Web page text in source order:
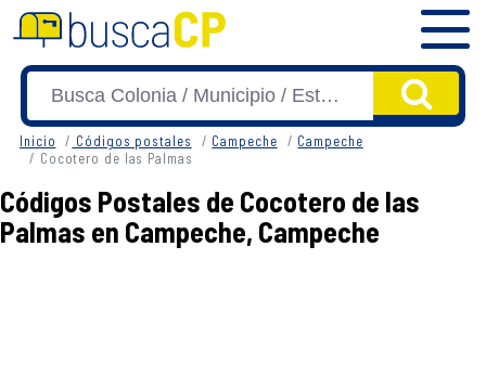
Inicio Códigos postales Campeche
Campeche
Cocotero de las Palmas
Códigos Postales de Cocotero de las
Palmas en Campeche, Campeche